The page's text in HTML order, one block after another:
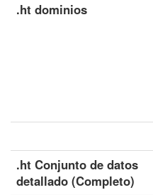
.ht dominios
.ht Conjunto de datos
detallado (Completo)